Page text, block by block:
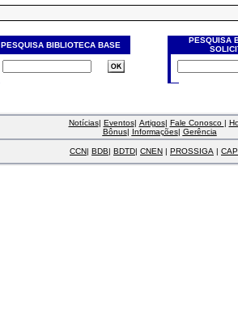
PESQUISA BIBLIOTECA BASE
PESQUISA
Notícias| Eventos| Artigos| Fale Conosco |
Bônus| Informações| Gerência
CCN| BDB| BDTD| CNEN | PROSSIGA |